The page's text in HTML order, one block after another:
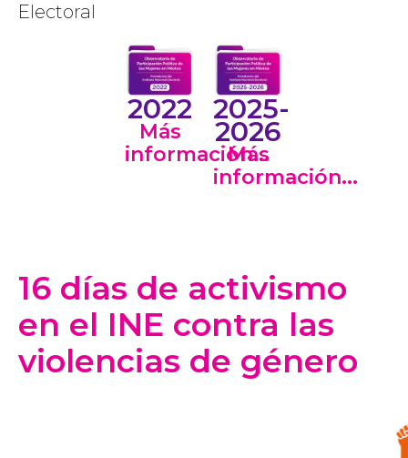
Electoral
2022
Más
información...
2025-
2026
Más
información...
16 días de activismo
en el INE contra las
violencias de género